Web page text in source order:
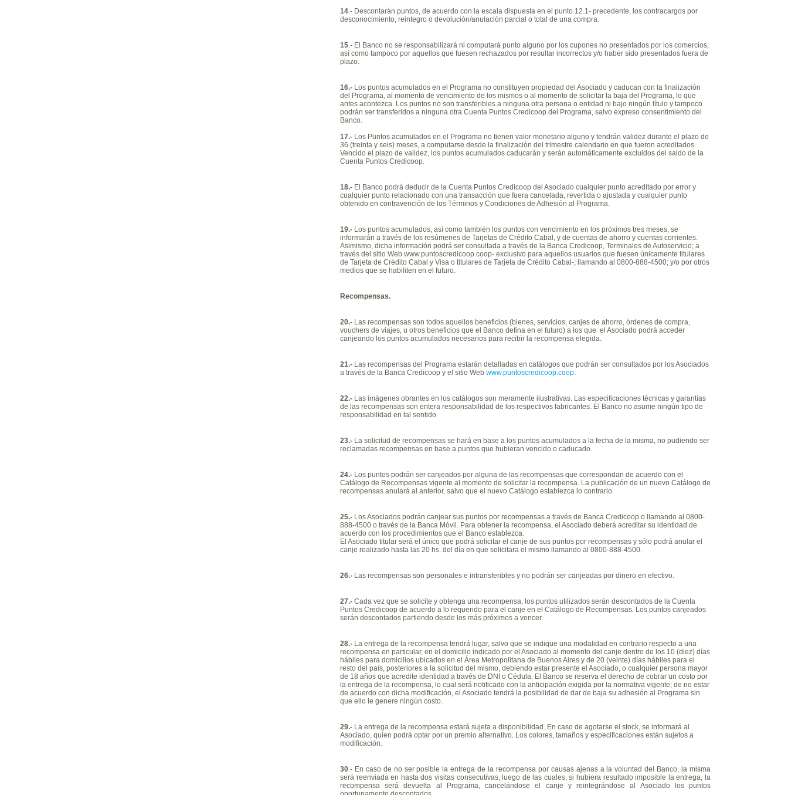
14 .- Descontarán puntos, de acuerdo con la escala dispuesta en el punto 12.1- precedente, los contracargos por
desconocimiento, reintegro o devolución/anulación parcial o total de una compra.
15 .- El Banco no se responsabilizará ni computará punto alguno por los cupones no presentados por los comercios,
así como tampoco por aquellos que fuesen rechazados por resultar incorrectos y/o haber sido presentados fuera de
plazo.
16.- Los puntos acumulados en el Programa no constituyen propiedad del Asociado y caducan con la finalización
del Programa, al momento de vencimiento de los mismos o al momento de solicitar la baja del Programa, lo que
antes acontezca. Los puntos no son transferibles a ninguna otra persona o entidad ni bajo ningún título y tampoco
podrán ser transferidos a ninguna otra Cuenta Puntos Credicoop del Programa, salvo expreso consentimiento del
Banco.
17.- Los Puntos acumulados en el Programa no tienen valor monetario alguno y tendrán validez durante el plazo de
36 (treinta y seis) meses, a computarse desde la finalización del trimestre calendario en que fueron acreditados.
Vencido el plazo de validez, los puntos acumulados caducarán y serán automáticamente excluidos del saldo de la
Cuenta Puntos Credicoop.
18.- El Banco podrá deducir de la Cuenta Puntos Credicoop del Asociado cualquier punto acreditado por error y
cualquier punto relacionado con una transacción que fuera cancelada, revertida o ajustada y cualquier punto
obtenido en contravención de los Términos y Condiciones de Adhesión al Programa.
19.- Los puntos acumulados, así como también los puntos con vencimiento en los próximos tres meses, se
informarán a través de los resúmenes de Tarjetas de Crédito Cabal, y de cuentas de ahorro y cuentas corrientes.
Asimismo, dicha información podrá ser consultada a través de la Banca Credicoop, Terminales de Autoservicio; a
través del sitio Web www.puntoscredicoop.coop- exclusivo para aquellos usuarios que fuesen únicamente titulares
de Tarjeta de Crédito Cabal y Visa o titulares de Tarjeta de Crédito Cabal-; llamando al 0800-888-4500; y/o por otros
medios que se habiliten en el futuro.
Recompensas.
20.- Las recompensas son todos aquellos beneficios (bienes, servicios, canjes de ahorro, órdenes de compra,
vouchers de viajes, u otros beneficios que el Banco defina en el futuro) a los que el Asociado podrá acceder
canjeando los puntos acumulados necesarios para recibir la recompensa elegida.
21.- Las recompensas del Programa estarán detalladas en catálogos que podrán ser consultados por los Asociados
a través de la Banca Credicoop y el sitio Web www.puntoscredicoop.coop
22.- Las imágenes obrantes en los catálogos son meramente ilustrativas. Las especificaciones técnicas y garantías
de las recompensas son entera responsabilidad de los respectivos fabricantes. El Banco no asume ningún tipo de
responsabilidad en tal sentido.
23.- La solicitud de recompensas se hará en base a los puntos acumulados a la fecha de la misma, no pudiendo ser
reclamadas recompensas en base a puntos que hubieran vencido o caducado.
24.- Los puntos podrán ser canjeados por alguna de las recompensas que correspondan de acuerdo con el
Catálogo de Recompensas vigente al momento de solicitar la recompensa. La publicación de un nuevo Catálogo de
recompensas anulará al anterior, salvo que el nuevo Catálogo establezca lo contrario.
25.- Los Asociados podrán canjear sus puntos por recompensas a través de Banca Credicoop o llamando al 0800-
888-4500 o través de la Banca Móvil. Para obtener la recompensa, el Asociado deberá acreditar su identidad de
acuerdo con los procedimientos que el Banco establezca.
El Asociado titular será el único que podrá solicitar el canje de sus puntos por recompensas y sólo podrá anular el
canje realizado hasta las 20 hs. del día en que solicitara el mismo llamando al 0800-888-4500.
26.- Las recompensas son personales e intransferibles y no podrán ser canjeadas por dinero en efectivo.
27.- Cada vez que se solicite y obtenga una recompensa, los puntos utilizados serán descontados de la Cuenta
Puntos Credicoop de acuerdo a lo requerido para el canje en el Catálogo de Recompensas. Los puntos canjeados
serán descontados partiendo desde los más próximos a vencer.
28.- La entrega de la recompensa tendrá lugar, salvo que se indique una modalidad en contrario respecto a una
recompensa en particular, en el domicilio indicado por el Asociado al momento del canje dentro de los 10 (diez) días
hábiles para domicilios ubicados en el Área Metropolitana de Buenos Aires y de 20 (veinte) días hábiles para el
resto del país, posteriores a la solicitud del mismo, debiendo estar presente el Asociado, o cualquier persona mayor
de 18 años que acredite identidad a través de DNI o Cédula. El Banco se reserva el derecho de cobrar un costo por
la entrega de la recompensa, lo cual será notificado con la anticipación exigida por la normativa vigente; de no estar
de acuerdo con dicha modificación, el Asociado tendrá la posibilidad de dar de baja su adhesión al Programa sin
que ello le genere ningún costo.
29.- La entrega de la recompensa estará sujeta a disponibilidad. En caso de agotarse el stock, se informará al
Asociado, quien podrá optar por un premio alternativo. Los colores, tamaños y especificaciones están sujetos a
modificación.
30 .- En caso de no ser posible la entrega de la recompensa por causas ajenas a la voluntad del Banco, la misma
será reenviada en hasta dos visitas consecutivas, luego de las cuales, si hubiera resultado imposible la entrega, la
recompensa será devuelta al Programa, cancelándose el canje y reintegrándose al Asociado los puntos